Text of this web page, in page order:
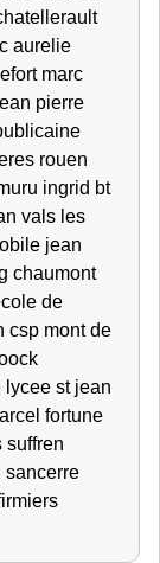
aurelie
marc
pierre
rouen
ingrid bt
vals les
jean
chaumont
de
csp mont de
st jean
fortune
suffren
sancerre